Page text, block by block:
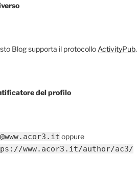
Blog supporta il protocollo ActivityPub.
del profilo
oppure
www.acor3.it/author/ac3/